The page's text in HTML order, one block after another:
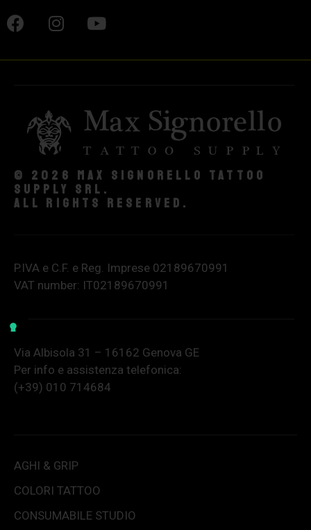
© 2026 Max Signorello Tattoo
supply srl.
All rights reserved.
P.IVA e C.F. e Reg. Imprese 02189670991
VAT number: IT02189670991
Via Albisola 31 – 16162 Genova GE
Per info e assistenza telefonica:
(+39) 010 714684
AGHI & GRIP
COLORI TATTOO
CONSUMABILE STUDIO